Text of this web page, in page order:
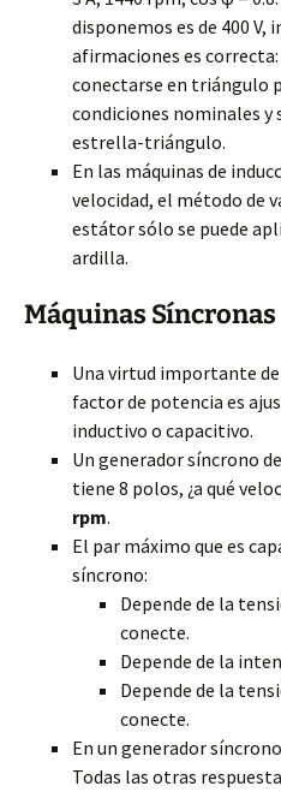
disponemos es de 400 V,
afirmaciones es
conectarse en triángulo
condiciones nominales y
estrella-triángulo.
En las máquinas de
velocidad, el método de
estátor sólo se puede
ardilla.
Máquinas Síncronas
Una virtud importante
factor de potencia es
inductivo o capacitivo.
Un generador síncrono
tiene 8 polos, ¿a qué
rpm.
El par máximo que es
síncrono:
Depende de la
conecte.
Depende de la
Depende de la
conecte.
En un generador
Todas las otras